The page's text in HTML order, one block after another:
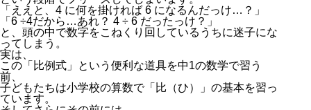
「ええと、 4 に何を掛ければ 6 になるんだっけ…？」
「 6 ÷4だから…あれ？ 4 ÷ 6 だったっけ？」
と、頭の中で数字をこねくり回しているうちに迷子にな
ってしまう。
実は、
この「比例式」という便利な道具を中1の数学で習う
前、
子どもたちは小学校の算数で「比（ひ）」の基本を習っ
ています。